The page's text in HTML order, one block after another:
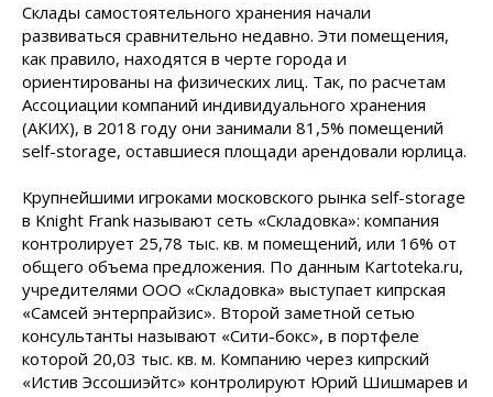
Склады самостоятельного хранения начали
развиваться сравнительно недавно. Эти помещения,
как правило, находятся в черте города и
ориентированы на физических лиц. Так, по расчетам
Ассоциации компаний индивидуального хранения
(АКИХ), в 2018 году они занимали 81,5% помещений
self-storage, оставшиеся площади арендовали юрлица.
Крупнейшими игроками московского рынка self-storage
в Knight Frank называют сеть «Складовка»: компания
контролирует 25,78 тыс. кв. м помещений, или 16% от
общего объема предложения. По данным Kartoteka.ru,
учредителями ООО «Складовка» выступает кипрская
«Самсей энтерпрайзис». Второй заметной сетью
консультанты называют «Сити-бокс», в портфеле
которой 20,03 тыс. кв. м. Компанию через кипрский
«Истив Эссошиэйтс» контролируют Юрий Шишмарев и